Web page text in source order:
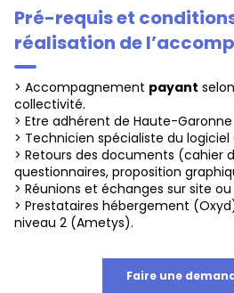
Pré-requis et
réalisation de
> Accompagnement payant
collectivité.
> Etre adhérent de Haute-
> Technicien spécialiste du logiciel
> Retours des documents (cahier
questionnaires, proposition
> Réunions et échanges sur site
> Prestataires hébergement
niveau 2 (Ametys).
Faire une